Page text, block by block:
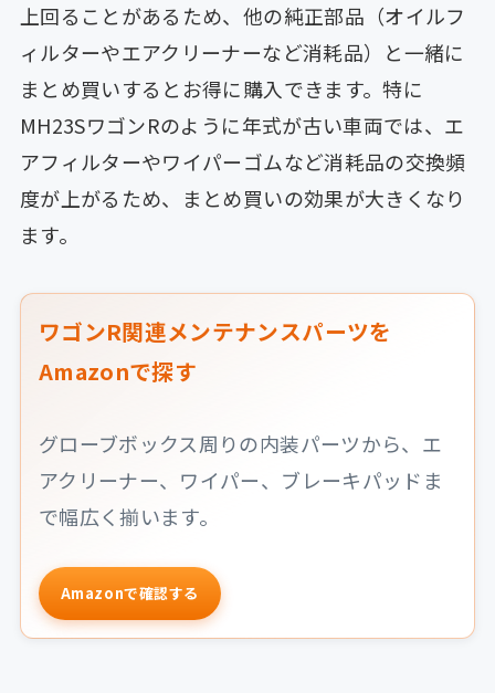
上回ることがあるため、他の純正部品（オイルフ
ィルターやエアクリーナーなど消耗品）と一緒に
まとめ買いするとお得に購入できます。特に
MH23SワゴンRのように年式が古い車両では、エ
アフィルターやワイパーゴムなど消耗品の交換頻
度が上がるため、まとめ買いの効果が大きくなり
ます。
ワゴンR関連メンテナンスパーツを
Amazonで探す
グローブボックス周りの内装パーツから、エ
アクリーナー、ワイパー、ブレーキパッドま
で幅広く揃います。
Amazonで確認する